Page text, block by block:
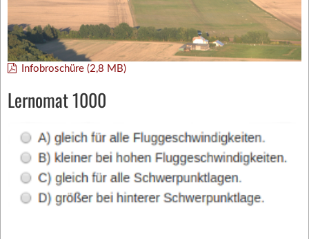
Infobroschüre (2,8 MB)
Lernomat 1000